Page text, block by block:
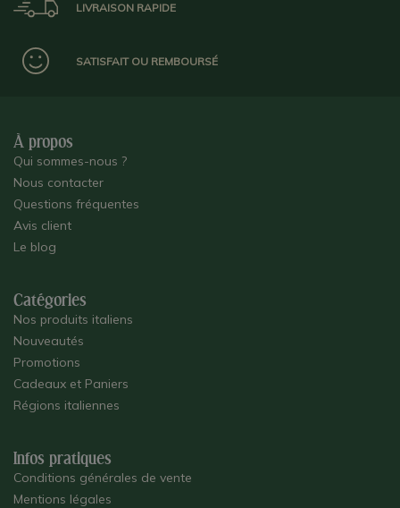
LIVRAISON RAPIDE
SATISFAIT OU REMBOURSÉ
À propos
Qui sommes-nous ?
Nous contacter
Questions fréquentes
Avis client
Le blog
Catégories
Nos produits italiens
Nouveautés
Promotions
Cadeaux et Paniers
Régions italiennes
Infos pratiques
Conditions générales de vente
Mentions légales